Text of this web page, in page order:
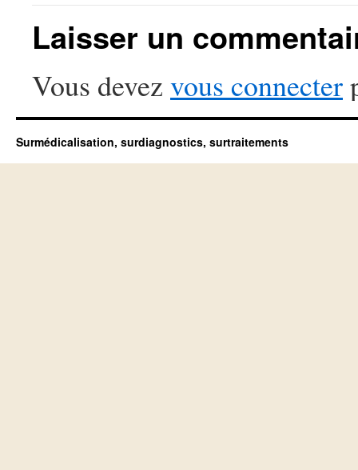
Laisser un
Vous devez vous connecter
Surmédicalisation, surdiagnostics, surtraitements